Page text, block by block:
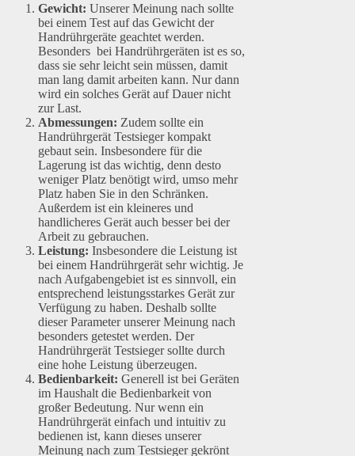
Gewicht: Unserer Meinung nach sollte
bei einem Test auf das Gewicht der
Handrührgeräte geachtet werden.
Besonders bei Handrührgeräten ist es so,
dass sie sehr leicht sein müssen, damit
man lang damit arbeiten kann. Nur dann
wird ein solches Gerät auf Dauer nicht
zur Last.
Abmessungen: Zudem sollte ein
Handrührgerät Testsieger kompakt
gebaut sein. Insbesondere für die
Lagerung ist das wichtig, denn desto
weniger Platz benötigt wird, umso mehr
Platz haben Sie in den Schränken.
Außerdem ist ein kleineres und
handlicheres Gerät auch besser bei der
Arbeit zu gebrauchen.
Leistung: Insbesondere die Leistung ist
bei einem Handrührgerät sehr wichtig. Je
nach Aufgabengebiet ist es sinnvoll, ein
entsprechend leistungsstarkes Gerät zur
Verfügung zu haben. Deshalb sollte
dieser Parameter unserer Meinung nach
besonders getestet werden. Der
Handrührgerät Testsieger sollte durch
eine hohe Leistung überzeugen.
Bedienbarkeit: Generell ist bei Geräten
im Haushalt die Bedienbarkeit von
großer Bedeutung. Nur wenn ein
Handrührgerät einfach und intuitiv zu
bedienen ist, kann dieses unserer
Meinung nach zum Testsieger gekrönt